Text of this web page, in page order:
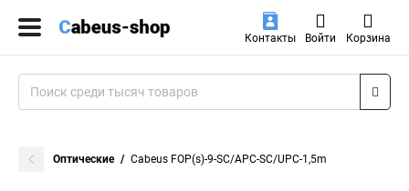
Контакты Войти Корзина
Оптические Cabeus FOP(s)-9-SC/APC-SC/UPC-1,5m